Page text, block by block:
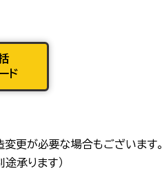
ド
更が必要な場合もございます。
承ります）